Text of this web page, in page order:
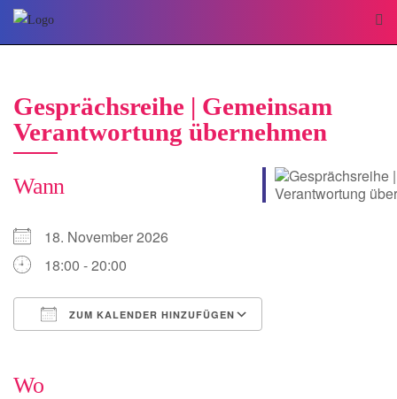
Gesprächsreihe | Gemeinsam
Verantwortung übernehmen
Wann
18. November 2026
18:00 - 20:00
ZUM KALENDER HINZUFÜGEN
Wo